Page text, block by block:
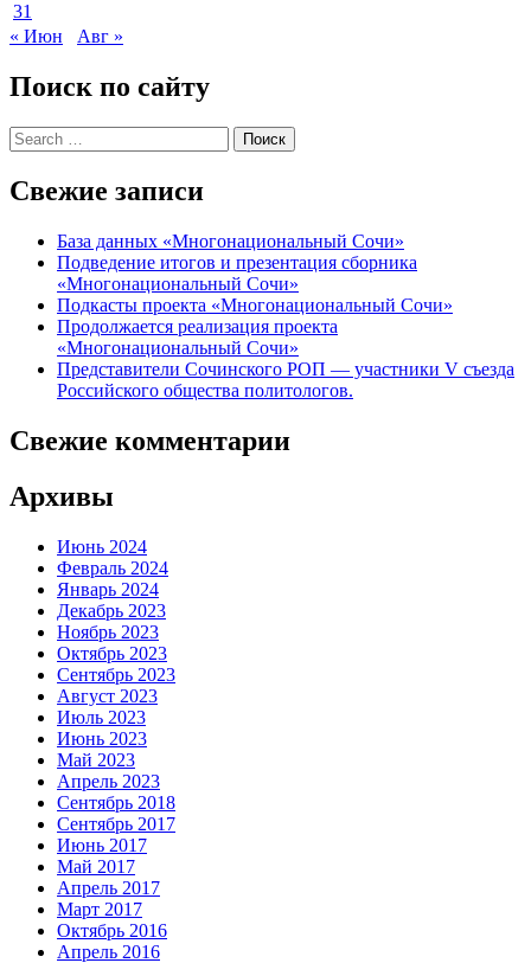
31
« Июн
Авг »
Поиск по сайту
Свежие записи
База данных «Многонациональный Сочи»
Подведение итогов и презентация сборника
«Многонациональный Сочи»
Подкасты проекта «Многонациональный Сочи»
Продолжается реализация проекта
«Многонациональный Сочи»
Представители Сочинского РОП — участники V съезда
Российского общества политологов.
Свежие комментарии
Архивы
Июнь 2024
Февраль 2024
Январь 2024
Декабрь 2023
Ноябрь 2023
Октябрь 2023
Сентябрь 2023
Август 2023
Июль 2023
Июнь 2023
Май 2023
Апрель 2023
Сентябрь 2018
Сентябрь 2017
Июнь 2017
Май 2017
Апрель 2017
Март 2017
Октябрь 2016
Апрель 2016